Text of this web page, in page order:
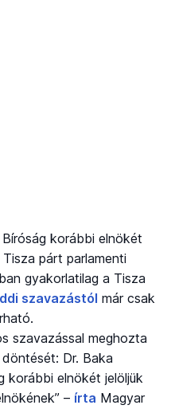
korábbi elnökét
párt parlamenti
gyakorlatilag a Tisza
szavazástól már csak
szavazással meghozta
Dr. Baka
korábbi elnökét jelöljük
– írta Magyar